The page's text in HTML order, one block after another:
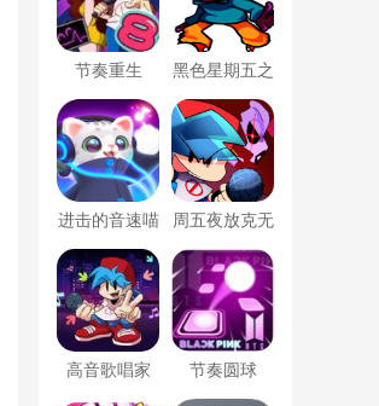
节奏重生 黑色星期五之
夜潮流版
进击的音速喵 周五夜放克无
限资源版
高音歌唱家 节奏圆球